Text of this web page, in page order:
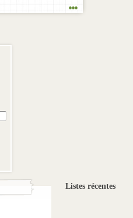
...
Listes récentes